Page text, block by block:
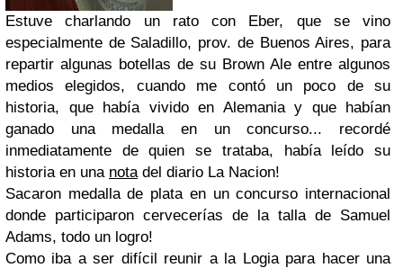
Estuve charlando un rato con Eber, que se vino
especialmente de Saladillo, prov. de Buenos Aires, para
repartir algunas botellas de su Brown Ale entre algunos
medios elegidos, cuando me contó un poco de su
historia, que había vivido en Alemania y que habían
ganado una medalla en un concurso... recordé
inmediatamente de quien se trataba, había leído su
historia en una notadel diario La Nacion!
Sacaron medalla de plata en un concurso internacional
donde participaron cervecerías de la talla de Samuel
Adams, todo un logro!
Como iba a ser difícil reunir a la Logia para hacer una